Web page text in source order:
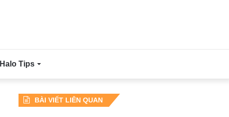
Halo Tips
BÀI VIẾT LIÊN QUAN